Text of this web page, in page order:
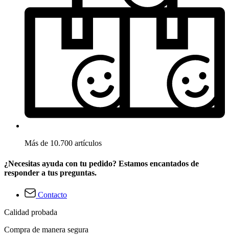
Más de 10.700 artículos
¿Necesitas ayuda con tu pedido? Estamos encantados de
responder a tus preguntas.
Contacto
Calidad probada
Compra de manera segura